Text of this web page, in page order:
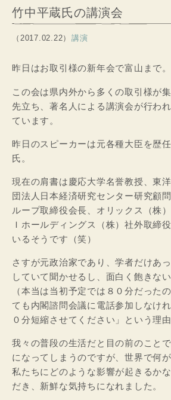
竹中平蔵氏の講演会
（2017.02.22） 講演
昨日はお取引様の新年会で富山まで。
この会は県内外から多くの取引様が
先立ち、著名人による講演会が行わ
ています。
昨日のスピーカーは元各種大臣を歴
氏。
現在の肩書は慶応大学名誉教授、東
団法人日本経済研究センター研究顧
ループ取締役会長、オリックス（株
Ｉホールディングス（株）社外取締
いるそうです（笑）
さすが元政治家であり、学者だけあ
していて聞かせるし、面白く飽きな
（本当は当初予定では８０分だった
ても内閣諮問会議に電話参加しなけ
０分短縮させてください」という理由
我々の普段の生活だと目の前のこと
になってしまうのですが、世界で何
私たちにどのような影響が起きるか
だき、新鮮な気持ちになれました。